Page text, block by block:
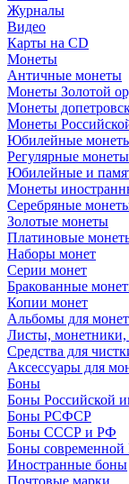
Журналы
Видео
Карты на CD
Монеты
Античные монеты
Монеты Золотой
Монеты
Монеты
Юбилейные
Регулярные
Юбилейные и
Монеты
Серебряные
Золотые монеты
Платиновые
Наборы монет
Серии монет
Бракованные
Копии монет
Альбомы для монет
Листы, монетники,
Средства для
Аксессуары для
Боны
Боны Российской
Боны РСФСР
Боны СССР и РФ
Боны современной
Иностранные боны
Почтовые марки